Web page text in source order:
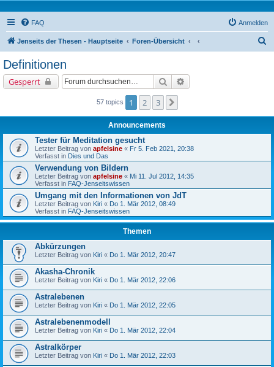
FAQ Anmelden
Jenseits der Thesen - Hauptseite Foren-Übersicht
Definitionen
Gesperrt Suche
57 topics 1 2 3
Announcements
Tester für Meditation gesucht
Letzter Beitrag von apfelsine « Fr 5. Feb 2021, 20:38
Verfasst in Dies und Das
Verwendung von Bildern
Letzter Beitrag von apfelsine « Mi 11. Jul 2012, 14:35
Verfasst in FAQ-Jenseitswissen
Umgang mit den Informationen von JdT
Letzter Beitrag von Kiri « Do 1. Mär 2012, 08:49
Verfasst in FAQ-Jenseitswissen
Themen
Abkürzungen
Letzter Beitrag von Kiri « Do 1. Mär 2012, 20:47
Akasha-Chronik
Letzter Beitrag von Kiri « Do 1. Mär 2012, 22:06
Astralebenen
Letzter Beitrag von Kiri « Do 1. Mär 2012, 22:05
Astralebenenmodell
Letzter Beitrag von Kiri « Do 1. Mär 2012, 22:04
Astralkörper
Letzter Beitrag von Kiri « Do 1. Mär 2012, 22:03